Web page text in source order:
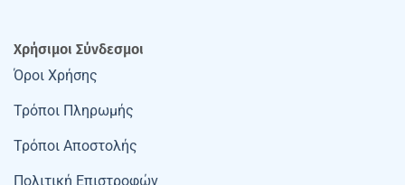
Χρήσιμοι Σύνδεσμοι
Όροι Χρήσης
Τρόποι Πληρωμής
Τρόποι Αποστολής
Πολιτική Επιστροφών